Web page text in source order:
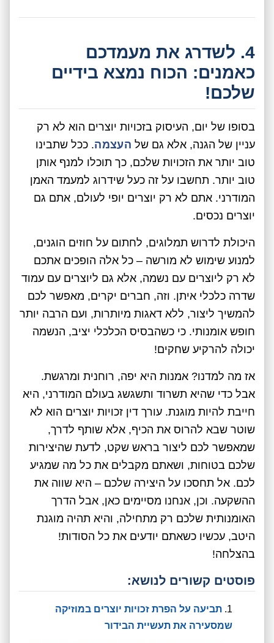
4. לשדרג את מעמדכם
כאמנים: הכוח נמצא בידיים
שלכם!
בסופו של יום, העיסוק בזכויות יוצרים הוא לא רק
עניין של הגנה, אלא גם של העצמה. ככל שתבינו
טוב יותר את הזכויות שלכם, כך תוכלו למנף אותן
טוב יותר. תחשבו על זה כעל שידרוג למעמד האמן
המודרני. אתם לא רק יוצרים יופי לעולם, אתם גם
יוצרים נכסים.
היכולת לדרוש תמלוגים, לחתום על חוזים הוגנים,
למנוע שימוש לא מורשה – כל אלה הופכים אתכם
לא רק ליוצרים עם נשמה, אלא גם ליוצרים עם עמוד
שדרה כלכלי איתן. וזה, חברים יקרים, מאפשר לכם
להמשיך ליצור, ללא דאגות מיותרות, ועם הרבה יותר
חופש אומנותי. כי כשהבסיס הכלכלי יציב, הנשמה
יכולה להרקיע שחקים!
אז מה למדנו? אמנות היא יפה, רוחנית ומרגשת.
אבל כדי שהיא תשרוד ותשגשג בעולם המודרני, היא
חייבת להיות מוגנת. עורך דין זכויות יוצרים הוא לא
שוטר שבא להרוס את הכיף, אלא שותף לדרך,
שמאפשר לכם ליצור בראש שקט, לדעת שהיצירות
שלכם בטוחות, ושאתם מקבלים את כל מה שמגיע
לכם. אל תחסכו על היצירה שלכם – היא שווה את
ההשקעה. וכן, אנחנו מסיימים כאן, אבל הדרך
האומנותית שלכם רק מתחילה, והיא תהיה מוגנת
היטב, עכשיו כשאתם יודעים את כל הסודות!
בהצלחה!
פוסטים קשורים לנושא:
תביעה על הפרת זכויות יוצרים במוזיקה
שמסעירה את תעשיית הבידור